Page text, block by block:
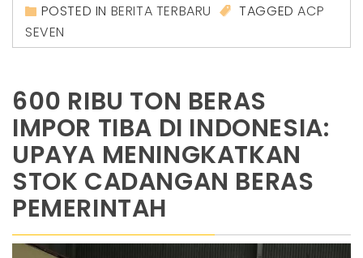
POSTED IN BERITA TERBARU TAGGEDACP
SEVEN
600 RIBU TON BERAS
IMPOR TIBA DI INDONESIA:
UPAYA MENINGKATKAN
STOK CADANGAN BERAS
PEMERINTAH